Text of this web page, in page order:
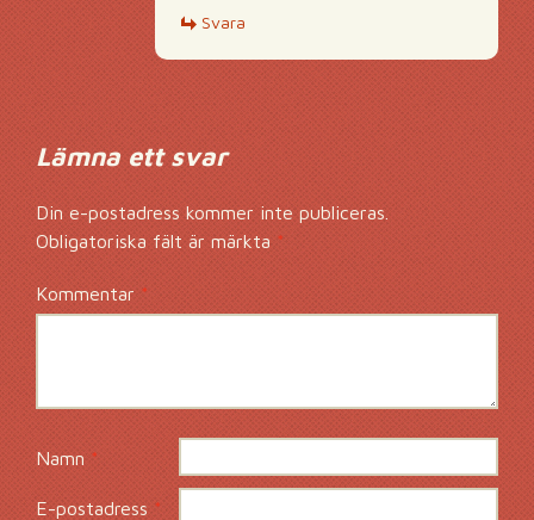
Svara
Lämna ett svar
Din e-postadress kommer inte publiceras.
Obligatoriska fält är märkta*
Kommentar*
Namn*
E-postadress*